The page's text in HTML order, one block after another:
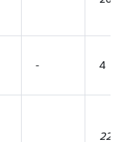
- 4
227